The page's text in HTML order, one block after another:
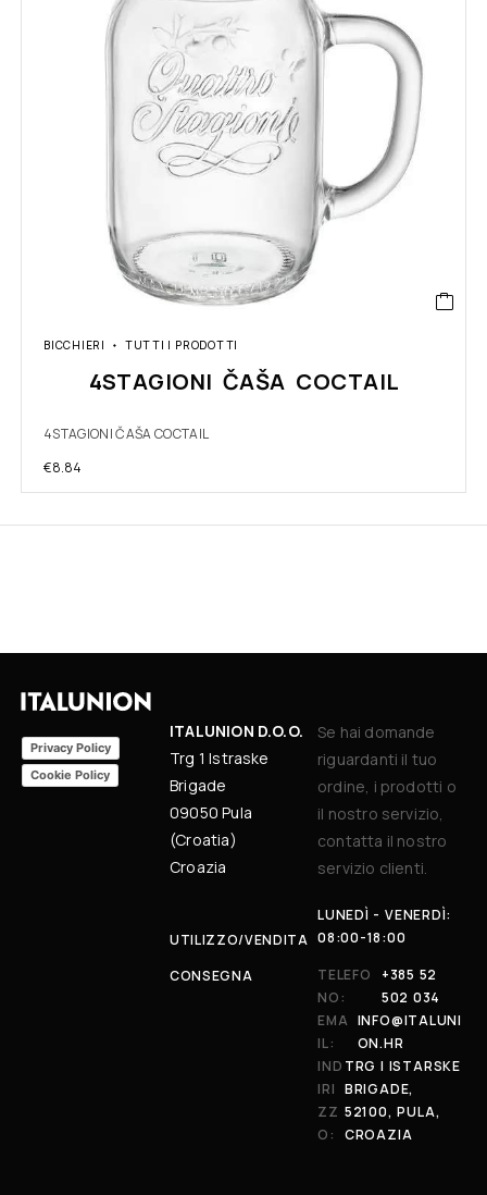
BICCHIERI TUTTI I PRODOTTI
4STAGIONI ČAŠA COCTAIL
4STAGIONI ČAŠA COCTAIL
€8.84
Privacy Policy
Cookie Policy
ITALUNION D.O.O.
Trg 1 Istraske
Brigade
09050 Pula
(Croatia)
Croazia
UTILIZZO/VENDITA
CONSEGNA
Se hai domande
riguardanti il tuo
ordine, i prodotti o
il nostro servizio,
contatta il nostro
servizio clienti.
LUNEDÌ - VENERDÌ:
08:00-18:00
TELEFO
NO:
+385 52
502 034
EMA
IL:
INFO@ITALUNI
ON.HR
IND
IRI
ZZ
O:
TRG I ISTARSKE
BRIGADE,
52100, PULA,
CROAZIA